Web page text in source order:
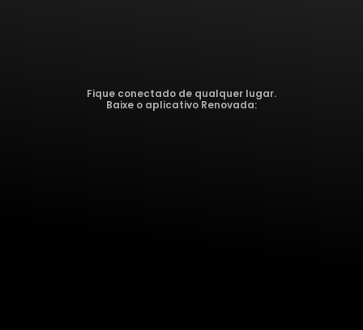
Fique conectado de qualquer lugar.
Baixe o aplicativo Renovada: